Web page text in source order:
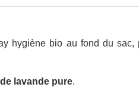
hygiène bio au fond du sac,
lavande pure.